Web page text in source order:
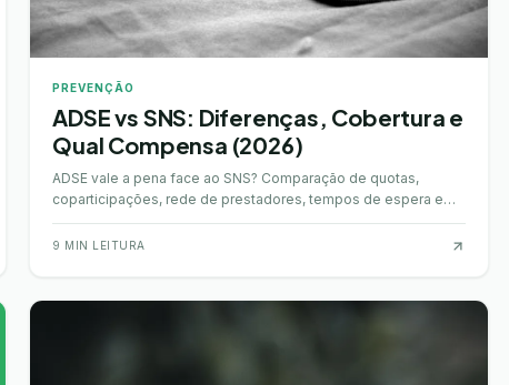
PREVENÇÃO
ADSE vs SNS: Diferenças, Cobertura e
Qual Compensa (2026)
ADSE vale a pena face ao SNS? Comparação de quotas,
coparticipações, rede de prestadores, tempos de espera e
em que casos compensa cada opção.
9 MIN LEITURA